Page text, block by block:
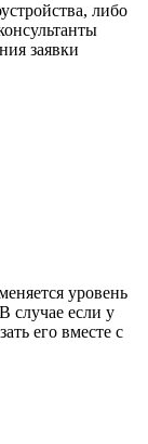
либо
заявки
уровень
случае если у
его вместе с